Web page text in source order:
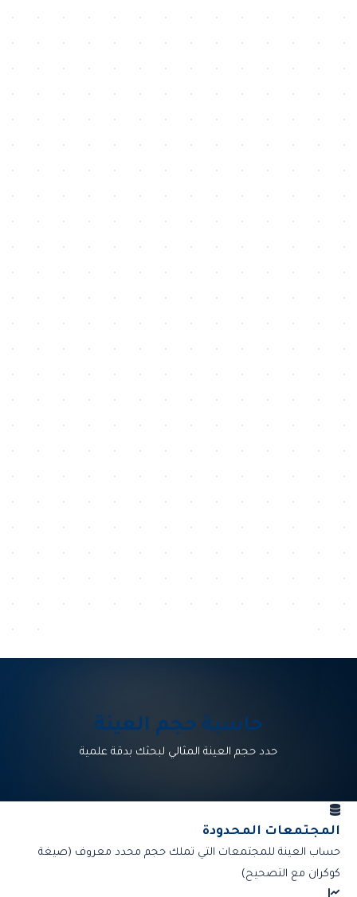
حاسبة حجم العينة
حدد حجم العينة المثالي لبحثك بدقة علمية
المجتمعات المحدودة
حساب العينة للمجتمعات التي تملك حجم محدد معروف (صيغة
كوكران مع التصحيح)